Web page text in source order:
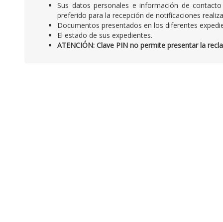
Sus datos personales e información de
preferido para la recepción de notificaciones
Documentos presentados en los diferentes
El estado de sus expedientes.
ATENCIÓN: Clave PIN no permite presentar la